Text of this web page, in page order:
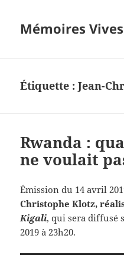
Mémoires Vives
Étiquette :Jean-
Rwanda :
ne voulait
Émission du 14 avril
Christophe Klotz,
Kigali, qui sera diffusé
2019 à 23h20.